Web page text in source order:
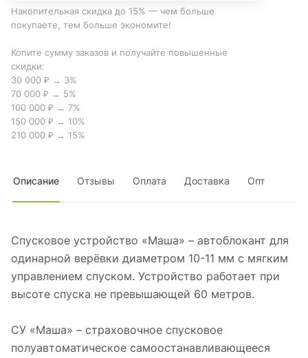
Накопительная скидка до 15% — чем больше
покупаете, тем больше экономите!
Копите сумму заказов и получайте повышенные
скидки:
30 000 ₽ → 3%
70 000 ₽ → 5%
100 000 ₽ → 7%
150 000 ₽ → 10%
210 000 ₽ → 15%
Описание Отзывы Оплата Доставка Опт
Спусковое устройство «Маша» – автоблокант для
одинарной верёвки диаметром 10-11 мм с мягким
управлением спуском. Устройство работает при
высоте спуска не превышающей 60 метров.
СУ «Маша» – страховочное спусковое
полуавтоматическое самоостанавливающееся